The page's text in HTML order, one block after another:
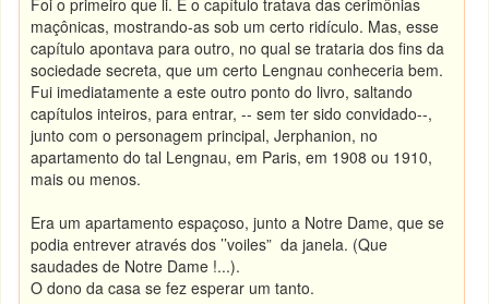
Foi o primeiro que li. E o capítulo tratava das cerimônias
maçônicas, mostrando-as sob um certo ridículo. Mas, esse
capítulo apontava para outro, no qual se trataria dos fins da
sociedade secreta, que um certo Lengnau conheceria bem.
Fui imediatamente a este outro ponto do livro, saltando
capítulos inteiros, para entrar, -- sem ter sido convidado--,
junto com o personagem principal, Jerphanion, no
apartamento do tal Lengnau, em Paris, em 1908 ou 1910,
mais ou menos.
Era um apartamento espaçoso, junto a Notre Dame, que se
podia entrever através dos ’’voiles” da janela. (Que
saudades de Notre Dame !...).
O dono da casa se fez esperar um tanto.